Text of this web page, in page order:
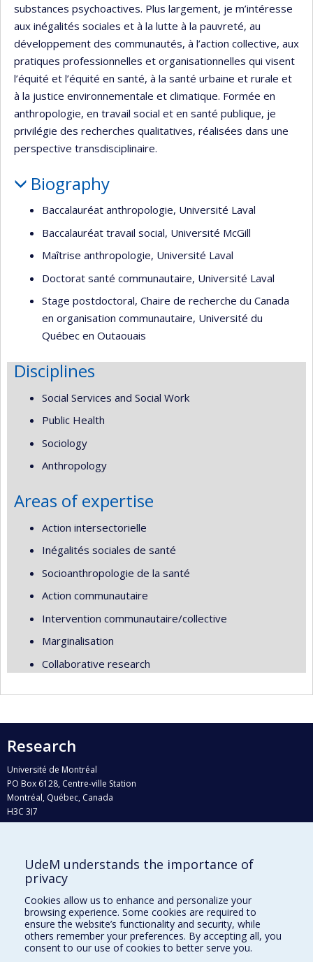
substances psychoactives. Plus largement, je m’intéresse
aux inégalités sociales et à la lutte à la pauvreté, au
développement des communautés, à l’action collective, aux
pratiques professionnelles et organisationnelles qui visent
l’équité et l’équité en santé, à la santé urbaine et rurale et
à la justice environnementale et climatique. Formée en
anthropologie, en travail social et en santé publique, je
privilégie des recherches qualitatives, réalisées dans une
perspective transdisciplinaire.
Biography
Baccalauréat anthropologie, Université Laval
Baccalauréat travail social, Université McGill
Maîtrise anthropologie, Université Laval
Doctorat santé communautaire, Université Laval
Stage postdoctoral, Chaire de recherche du Canada
en organisation communautaire, Université du
Québec en Outaouais
Disciplines
Social Services and Social Work
Public Health
Sociology
Anthropology
Areas of expertise
Action intersectorielle
Inégalités sociales de santé
Socioanthropologie de la santé
Action communautaire
Intervention communautaire/collective
Marginalisation
Collaborative research
Research
Université de Montréal
PO Box 6128, Centre-ville Station
Montréal, Québec, Canada
H3C 3J7
Who does what?
Find us
Site map
Accessibility
UdeM understands the importance of
privacy
Cookies allow us to enhance and personalize your
browsing experience. Some cookies are required to
ensure the website’s functionality and security, while
others remember your preferences. By accepting all, you
consent to our use of cookies to better serve you.